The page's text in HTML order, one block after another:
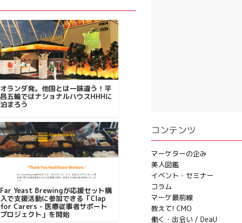
オランダ発。他国とは一味違う！平
昌五輪ではナショナルハウスHHHに
泊まろう
Far Yeast Brewingが応援セット購
入で支援活動に参加できる「Clap
for Carers - 医療従事者サポート
プロジェクト」を開始
コンテンツ
マーケターの企み
美人図鑑
イベント・セミナー
コラム
マーケ最前線
教えて! CMO
働く・出会い / DeaU